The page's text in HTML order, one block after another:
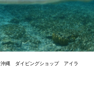
沖縄 ダイビングショップ アイラ